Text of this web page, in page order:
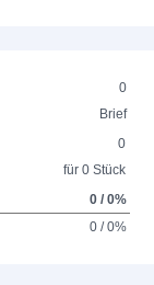
0
Brief
0
für 0 Stück
0 / 0%
0 / 0%